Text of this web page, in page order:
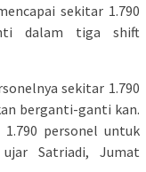
sekitar 1.790
dalam tiga shift
sekitar 1.790
berganti-ganti kan.
personel untuk
ujar Satriadi, Jumat